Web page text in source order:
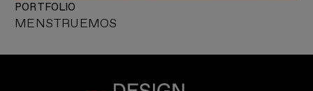
MENSTRUEMOS
PORTFOLIO